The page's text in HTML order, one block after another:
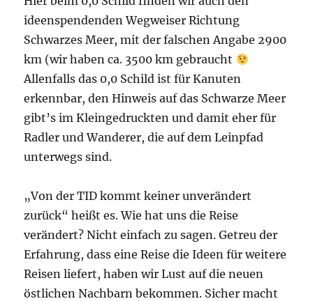
ideenspendenden Wegweiser Richtung
Schwarzes Meer, mit der falschen Angabe 2900
km (wir haben ca. 3500 km gebraucht
Allenfalls das 0,0 Schild ist für Kanuten
erkennbar, den Hinweis auf das Schwarze Meer
gibt’s im Kleingedruckten und damit eher für
Radler und Wanderer, die auf dem Leinpfad
unterwegs sind.
„Von der TID kommt keiner unverändert
zurück“ heißt es. Wie hat uns die Reise
verändert? Nicht einfach zu sagen. Getreu der
Erfahrung, dass eine Reise die Ideen für weitere
Reisen liefert, haben wir Lust auf die neuen
östlichen Nachbarn bekommen. Sicher macht